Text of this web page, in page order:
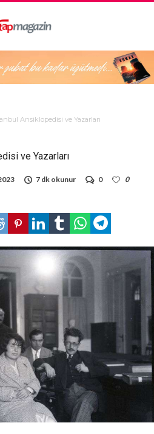
Ansiklopedisi ve Yazarları
ve Yazarları
7 dk okunur 0
0